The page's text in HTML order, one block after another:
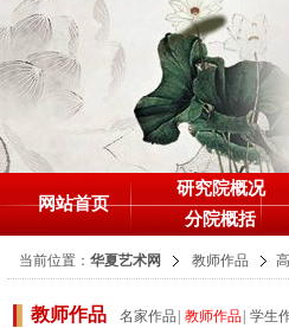
网站首页
研究院概况
分院概括
当前位置： 华夏艺术网 教师作品
教师作品 名家作品 教师作品 学生